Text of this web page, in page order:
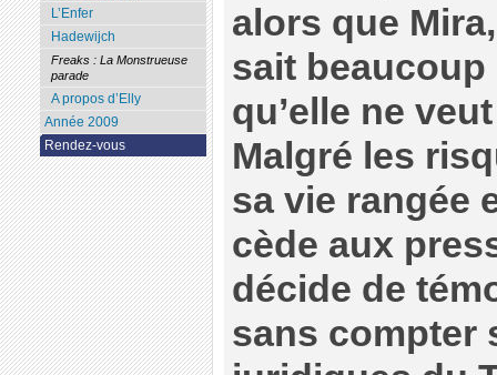
alors que
sait beaucoup
qu’elle ne
Malgré les
sa vie rangée
cède aux
décide de
sans compter
L’Enfer
Hadewijch
Freaks : La Monstrueuse
parade
A propos d’Elly
Année 2009
Rendez-vous